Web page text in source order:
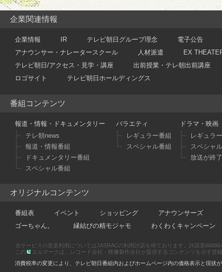
企業関連情報
企業情報 IR テレビ朝日グループ理念
電子公告
アナウンサー・ナレータースクール
人材派遣
EX
テレビ朝日/アクセス・見学・講座
出前授業・テレ朝出前講座
ロゴサイト
テレビ朝日ホールディングス
番組コンテンツ
報道・情報・ドキュメンタリー
テレ朝news
報道・情報番組
ドキュメンタリー番組
スペシャル番組
バラエティ
レギュラー番組
スペシャル番組
ドラマ・映画
レギュラ
スペシャ
放送が終
オリジナルコンテンツ
番組表 イベント ショッピング
アナウンサーズ
ゴーちゃん。
縁結びの精モジャモ わくわくキャンペーン
当サービスの音楽利用についてはJASRACの利用許諾を得ております。許諾第
この
エルマークは、レコード会社・映像製作会社が提供するコンテンツを示す登
消費税率の変更により、テレビ朝日番組内およびホームページ内の価格表示と現状